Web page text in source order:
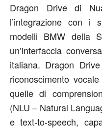
Dragon Drive di
l’integrazione con i
modelli BMW della
un’interfaccia
italiana. Dragon
riconoscimento
quelle di
(NLU – Natural
e text-to-speech,